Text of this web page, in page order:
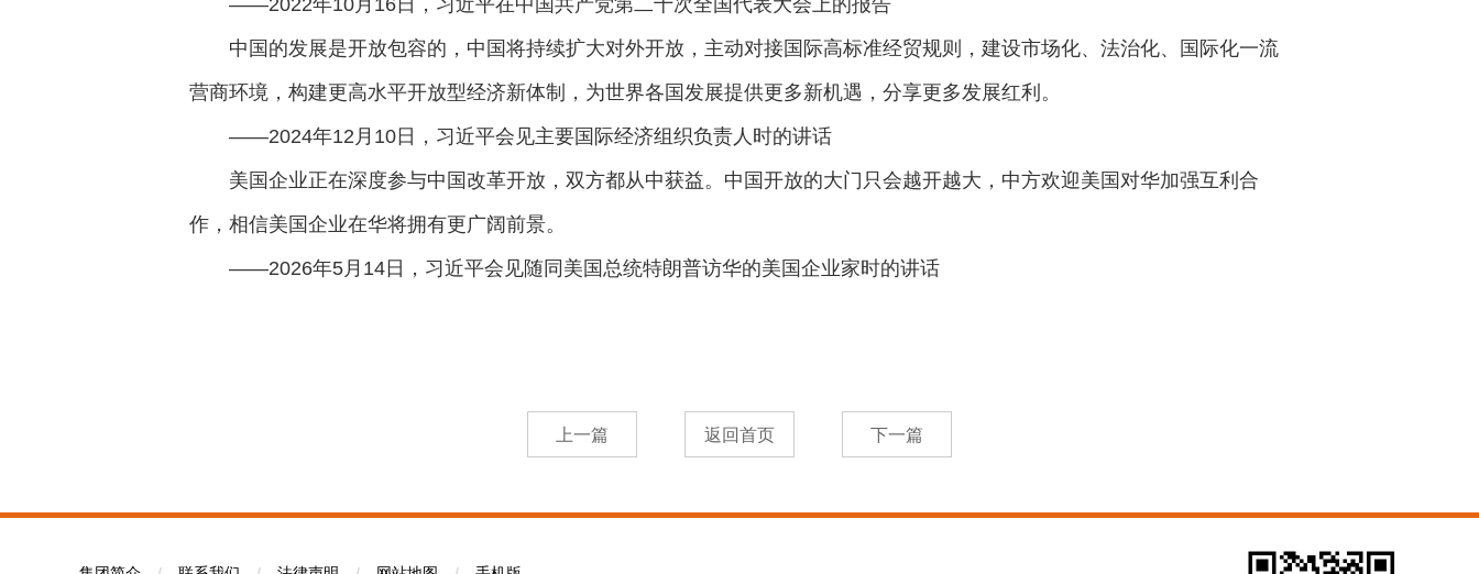
——2022年10月16日，习近平在中国共产党第二十次全国代表大会上的报告
中国的发展是开放包容的，中国将持续扩大对外开放，主动对接国际高标准经贸规则，建设市场化、法治化、国际化一流
营商环境，构建更高水平开放型经济新体制，为世界各国发展提供更多新机遇，分享更多发展红利。
——2024年12月10日，习近平会见主要国际经济组织负责人时的讲话
美国企业正在深度参与中国改革开放，双方都从中获益。中国开放的大门只会越开越大，中方欢迎美国对华加强互利合
作，相信美国企业在华将拥有更广阔前景。
——2026年5月14日，习近平会见随同美国总统特朗普访华的美国企业家时的讲话